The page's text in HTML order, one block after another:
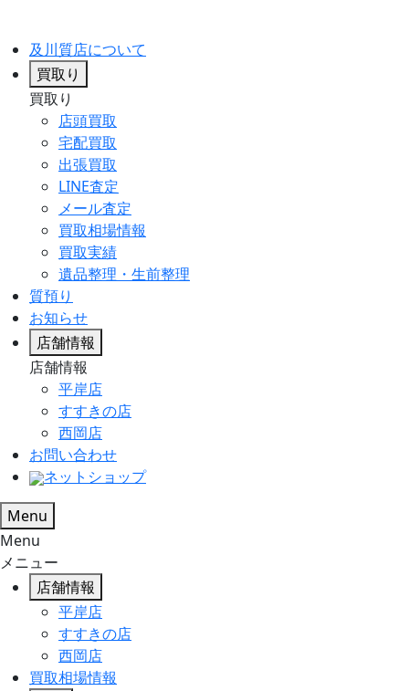
及川質店について
買取り
買取り
店頭買取
宅配買取
出張買取
LINE査定
メール査定
買取相場情報
買取実績
遺品整理・生前整理
質預り
お知らせ
店舗情報
店舗情報
平岸店
すすきの店
西岡店
お問い合わせ
ネットショップ
Menu
Menu
メニュー
店舗情報
平岸店
すすきの店
西岡店
買取相場情報